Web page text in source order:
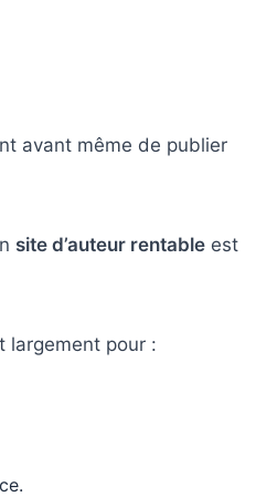
avant même de publier
site d’auteur rentable est
largement pour :